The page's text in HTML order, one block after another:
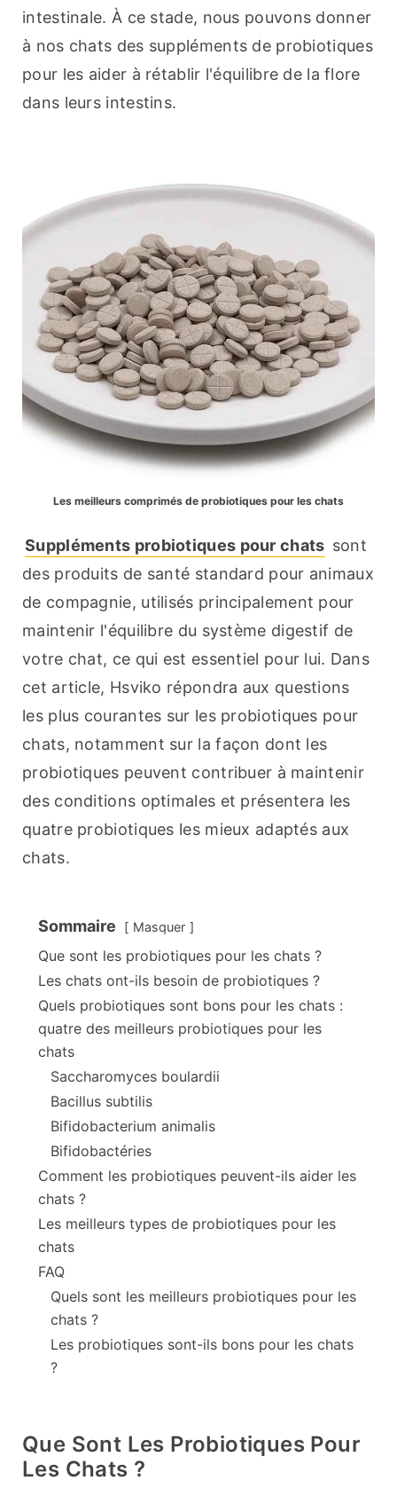
intestinale. À ce stade, nous pouvons donner
à nos chats des suppléments de probiotiques
pour les aider à rétablir l'équilibre de la flore
dans leurs intestins.
Les meilleurs comprimés de probiotiques pour les chats
Suppléments probiotiques pour chats sont
des produits de santé standard pour animaux
de compagnie, utilisés principalement pour
maintenir l'équilibre du système digestif de
votre chat, ce qui est essentiel pour lui. Dans
cet article, Hsviko répondra aux questions
les plus courantes sur les probiotiques pour
chats, notamment sur la façon dont les
probiotiques peuvent contribuer à maintenir
des conditions optimales et présentera les
quatre probiotiques les mieux adaptés aux
chats.
Sommaire Masquer
Que sont les probiotiques pour les chats ?
Les chats ont-ils besoin de probiotiques ?
Quels probiotiques sont bons pour les chats :
quatre des meilleurs probiotiques pour les
chats
Saccharomyces boulardii
Bacillus subtilis
Bifidobacterium animalis
Bifidobactéries
Comment les probiotiques peuvent-ils aider les
chats ?
Les meilleurs types de probiotiques pour les
chats
FAQ
Quels sont les meilleurs probiotiques pour les
chats ?
Les probiotiques sont-ils bons pour les chats
?
Que Sont Les Probiotiques Pour
Les Chats ?